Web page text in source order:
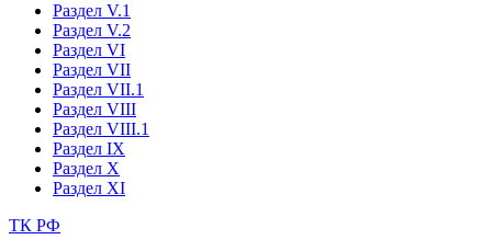
Раздел V.1
Раздел V.2
Раздел VI
Раздел VII
Раздел VII.1
Раздел VIII
Раздел VIII.1
Раздел IX
Раздел X
Раздел XI
ТК РФ